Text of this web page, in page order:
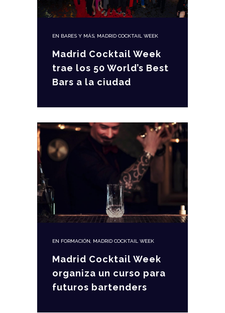
EN BARES Y MÁS MADRID COCKTAIL WEEK
Madrid Cocktail Week
trae los 50 World’s Best
Bars a la ciudad
EN FORMACIÓN MADRID COCKTAIL WEEK
Madrid Cocktail Week
organiza un curso para
futuros bartenders